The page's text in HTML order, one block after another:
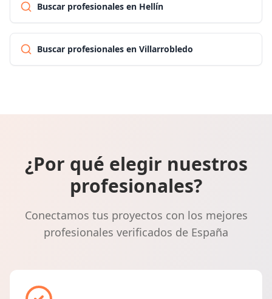
Buscar profesionales en Hellín
Buscar profesionales en Villarrobledo
¿Por qué elegir nuestros
profesionales?
Conectamos tus proyectos con los mejores
profesionales verificados de España